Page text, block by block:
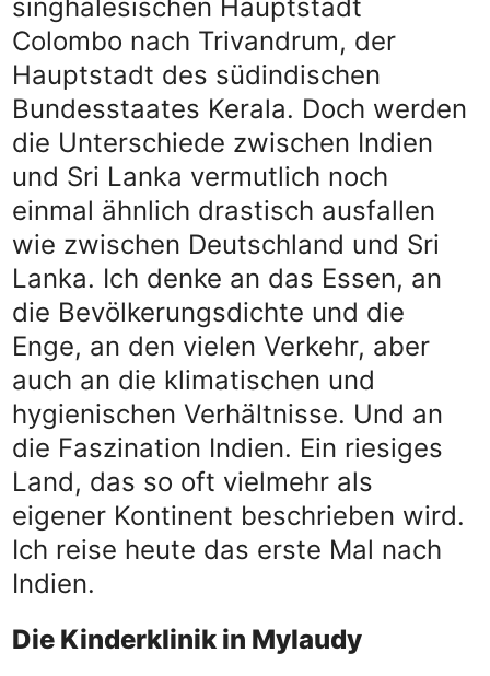
singhalesischen Hauptstadt
Colombo nach Trivandrum, der
Hauptstadt des südindischen
Bundesstaates Kerala. Doch werden
die Unterschiede zwischen Indien
und Sri Lanka vermutlich noch
einmal ähnlich drastisch ausfallen
wie zwischen Deutschland und Sri
Lanka. Ich denke an das Essen, an
die Bevölkerungsdichte und die
Enge, an den vielen Verkehr, aber
auch an die klimatischen und
hygienischen Verhältnisse. Und an
die Faszination Indien. Ein riesiges
Land, das so oft vielmehr als
eigener Kontinent beschrieben wird.
Ich reise heute das erste Mal nach
Indien.
Die Kinderklinik in Mylaudy